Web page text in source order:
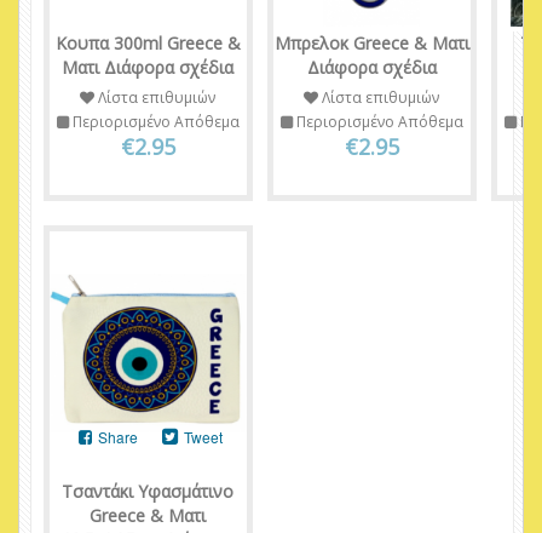
Κουπα 300ml Greece &
Ματι Διάφορα σχέδια
Λίστα επιθυμιών
Περιορισμένο Απόθεμα
€2.95
Μπρελοκ Greece & Ματι
Διάφορα σχέδια
Λίστα επιθυμιών
Περιορισμένο Απόθεμα
€2.95
Τσαντάκι Υφασμάτινο
Greece & Ματι
Share Tweet